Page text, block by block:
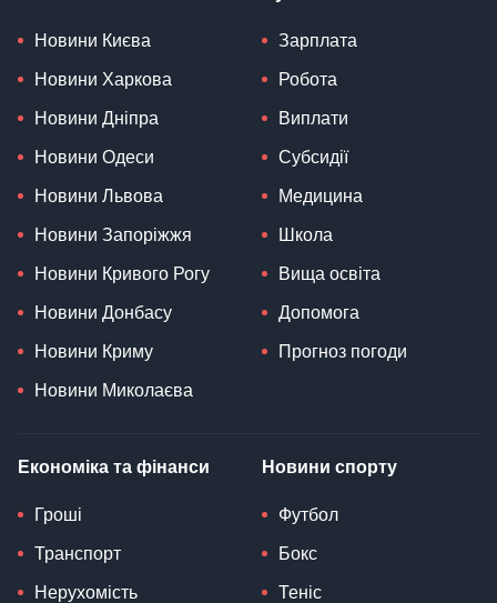
Новини Києва
Новини Харкова
Новини Дніпра
Новини Одеси
Новини Львова
Новини Запоріжжя
Новини Кривого Рогу
Новини Донбасу
Новини Криму
Новини Миколаєва
Зарплата
Робота
Виплати
Субсидії
Медицина
Школа
Вища освіта
Допомога
Прогноз погоди
Економіка та фінанси
Гроші
Транспорт
Нерухомість
Новини спорту
Футбол
Бокс
Теніс